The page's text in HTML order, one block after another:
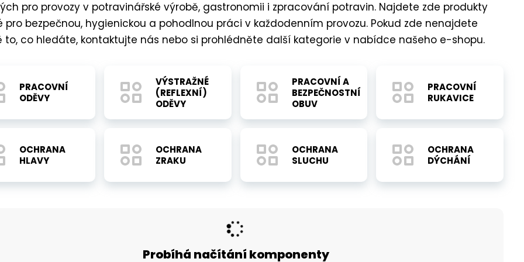
Vybavení pracoviště a
provozu
Úklid a facility
Gastronomie
Průmysl a výroba
pro provozy v potravinářské výrobě, gastronomii i zpracování potravin. Najdete zde produkty
pro bezpečnou, hygienickou a pohodlnou práci v každodenním provozu. Pokud zde nenajdete
to, co hledáte, kontaktujte nás nebo si prohlédněte další kategorie v nabídce našeho e-shopu.
PRACOVNÍ
ODĚVY
VÝSTRAŽNÉ
(REFLEXNÍ)
ODĚVY
PRACOVNÍ A
BEZPEČNOSTNÍ
OBUV
PRACOVNÍ
RUKAVICE
OCHRANA
HLAVY
OCHRANA
ZRAKU
OCHRANA
SLUCHU
OCHRANA
DÝCHÁNÍ
Probíhá načítání komponenty